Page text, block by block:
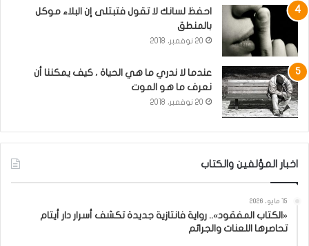
احفظ لسانك لا تقول فتبتلى إن البلاء موكل
بالمنطق
20 نوفمبر، 2018
عندما لا ندري ما هي الحياة ، كيف يمكننا أن
نعرف ما هو الموت
20 نوفمبر، 2018
اخبار المؤلفين والكتاب
15 مايو، 2026
«الكتاب المفقود».. رواية فانتازية جديدة تكشف أسرار دار أيتام
تحاصرها اللعنات والجرائم